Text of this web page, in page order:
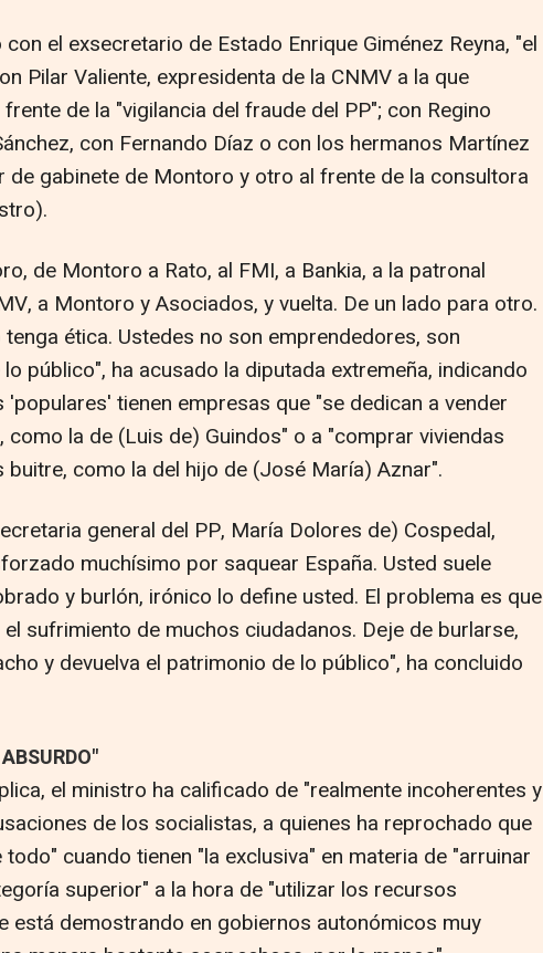
el exsecretario de Estado Enrique Giménez Reyna, "el
Pilar Valiente, expresidenta de la CNMV a la que
de la "vigilancia del fraude del PP"; con Regino
con Fernando Díaz o con los hermanos Martínez
de gabinete de Montoro y otro al frente de la consultora
de Montoro a Rato, al FMI, a Bankia, a la patronal
a Montoro y Asociados, y vuelta. De un lado para otro.
tenga ética. Ustedes no son emprendedores, son
público", ha acusado la diputada extremeña, indicando
tienen empresas que "se dedican a vender
como la de (Luis de) Guindos" o a "comprar viviendas
como la del hijo de (José María) Aznar".
general del PP, María Dolores de) Cospedal,
muchísimo por saquear España. Usted suele
y burlón, irónico lo define usted. El problema es que
sufrimiento de muchos ciudadanos. Deje de burlarse,
y devuelva el patrimonio de lo público", ha concluido
el ministro ha calificado de "realmente incoherentes y
de los socialistas, a quienes ha reprochado que
cuando tienen "la exclusiva" en materia de "arruinar
superior" a la hora de "utilizar los recursos
está demostrando en gobiernos autonómicos muy